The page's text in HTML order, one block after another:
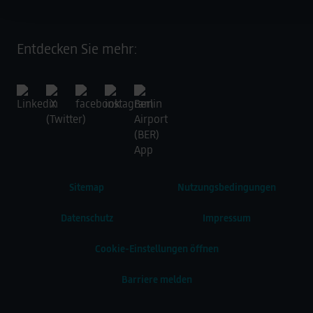
Entdecken Sie mehr:
Sitemap Nutzungsbedingungen
Datenschutz Impressum
Cookie-Einstellungen öffnen
Barriere melden